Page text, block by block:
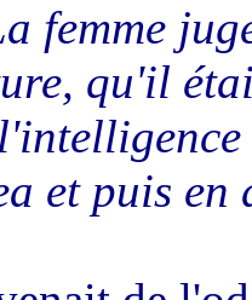
femme
qu'il
et puis en